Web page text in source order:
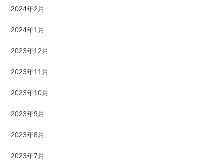
2024年2月
2024年1月
2023年12月
2023年11月
2023年10月
2023年9月
2023年8月
2023年7月